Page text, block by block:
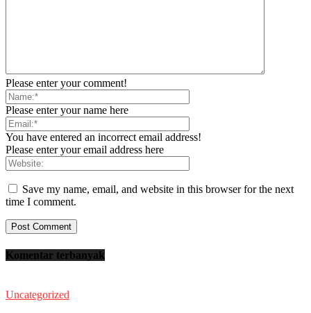
Please enter your comment!
Please enter your name here
You have entered an incorrect email address!
Please enter your email address here
Save my name, email, and website in this browser for the next
time I comment.
Komentar terbanyak
Uncategorized